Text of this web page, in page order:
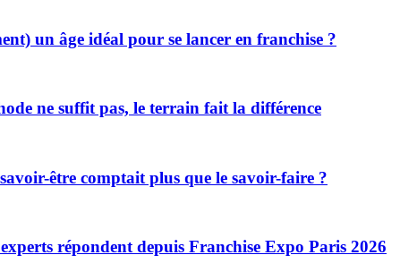
un âge idéal pour se lancer en franchise ?
ne suffit pas, le terrain fait la différence
être comptait plus que le savoir-faire ?
répondent depuis Franchise Expo Paris 2026